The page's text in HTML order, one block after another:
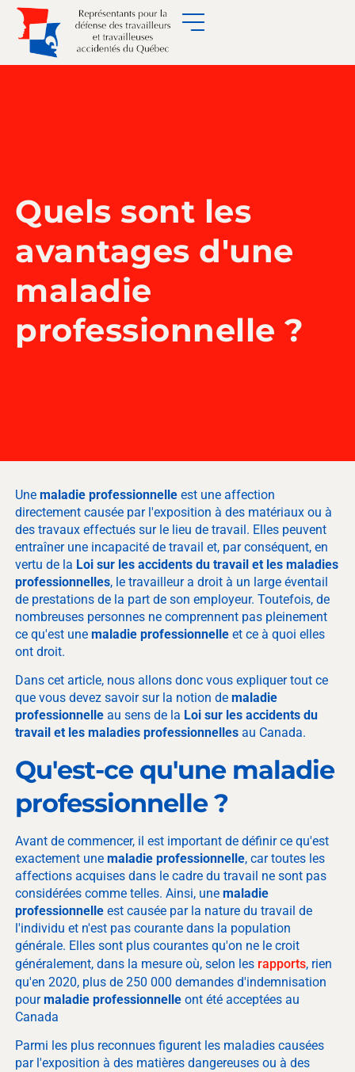
Quels sont les
avantages d'une
maladie
professionnelle ?
Unemaladie professionnelle est une affection
directement causée par l'exposition à des matériaux ou à
des travaux effectués sur le lieu de travail. Elles peuvent
entraîner une incapacité de travail et, par conséquent, en
vertu de la Loi sur les accidents du travail et les maladies
professionnelles, le travailleur a droit à un large éventail
de prestations de la part de son employeur. Toutefois, de
nombreuses personnes ne comprennent pas pleinement
ce qu'est unemaladie professionnelle et ce à quoi elles
ont droit.
Dans cet article, nous allons donc vous expliquer tout ce
que vous devez savoir sur la notion demaladie
professionnelle au sens de la Loi sur les accidents du
travail et les maladies professionnelles au Canada.
Qu'est-ce qu'une maladie
professionnelle ?
Avant de commencer, il est important de définir ce qu'est
exactement unemaladie professionnelle, car toutes les
affections acquises dans le cadre du travail ne sont pas
considérées comme telles. Ainsi, unemaladie
professionnelle est causée par la nature du travail de
l'individu et n'est pas courante dans la population
générale. Elles sont plus courantes qu'on ne le croit
généralement, dans la mesure où, selon les rapports, rien
qu'en 2020, plus de 250 000 demandes d'indemnisation
pourmaladie professionnelle ont été acceptées au
Canada
Parmi les plus reconnues figurent les maladies causées
par l'exposition à des matières dangereuses ou à des